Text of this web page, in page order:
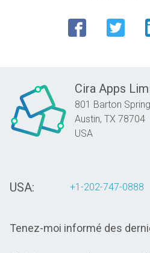
Cira Apps
801 Barton
Austin, TX 78704
USA
USA: +1-202-747-0888
Tenez-moi informé des